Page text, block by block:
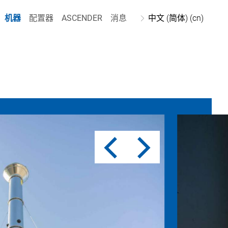
机器 配置器 ASCENDER 消息 中文 (简体) (cn)